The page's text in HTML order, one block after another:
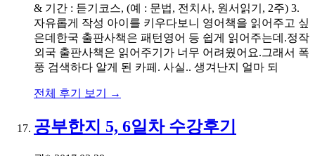
& 기간 : 듣기코스, (예 : 문법, 전치사, 원서읽기, 2주) 3.
자유롭게 작성 아이를 키우다보니 영어책을 읽어주고 싶
은데한국 출판사책은 패턴영어 등 쉽게 읽어주는데.정작
외국 출판사책은 읽어주기가 너무 어려웠어요.그래서 폭
풍 검색하다 알게 된 카페. 사실.. 생겨난지 얼마 되
전체 후기 보기 →
공부한지 5, 6일차 수강후기